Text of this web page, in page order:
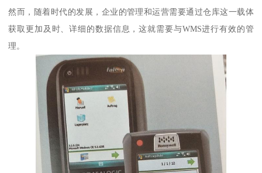
然而，随着时代的发展，企业的管理和运营需要通过仓库这一载体
获取更加及时、详细的数据信息，这就需要与WMS进行有效的管
理。